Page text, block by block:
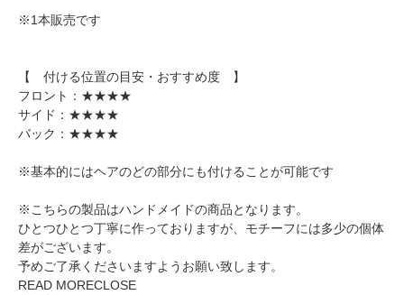
※1本販売です
【 付ける位置の目安・おすすめ度 】
フロント：★★★★
サイド：★★★★
バック：★★★★
※基本的にはヘアのどの部分にも付けることが可能です
※こちらの製品はハンドメイドの商品となります。
ひとつひとつ丁寧に作っておりますが、モチーフには多少の個体
差がございます。
予めご了承くださいますようお願い致します。
READ MORECLOSE